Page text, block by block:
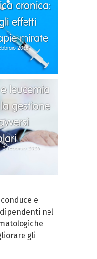
cronica:
effetti
mirate
2026
leucemia
gestione
3 Febbraio 2026
conduce e
nel
gli